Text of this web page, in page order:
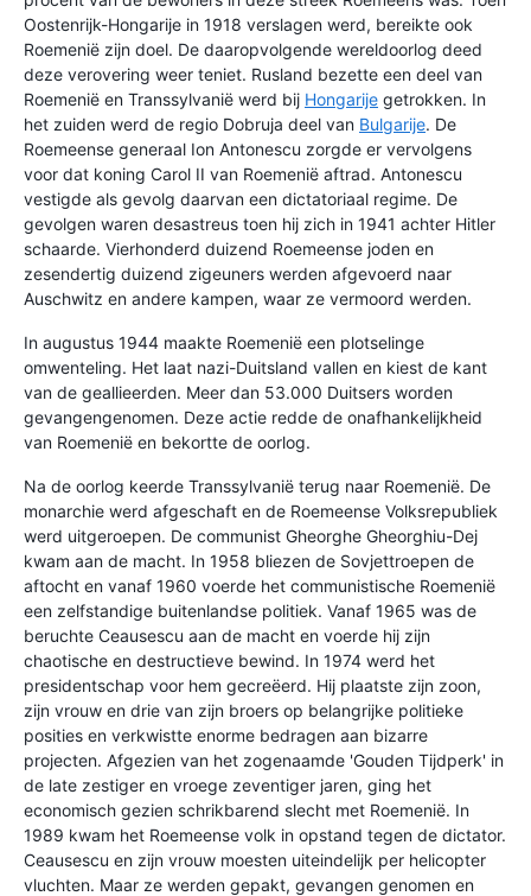
Oostenrijk-Hongarije in 1918 verslagen werd, bereikte ook
Roemenië zijn doel. De daaropvolgende wereldoorlog deed
deze verovering weer teniet. Rusland bezette een deel van
Roemenië en Transsylvanië werd bij Hongarije getrokken. In
het zuiden werd de regio Dobruja deel van Bulgarije. De
Roemeense generaal Ion Antonescu zorgde er vervolgens
voor dat koning Carol II van Roemenië aftrad. Antonescu
vestigde als gevolg daarvan een dictatoriaal regime. De
gevolgen waren desastreus toen hij zich in 1941 achter Hitler
schaarde. Vierhonderd duizend Roemeense joden en
zesendertig duizend zigeuners werden afgevoerd naar
Auschwitz en andere kampen, waar ze vermoord werden.
In augustus 1944 maakte Roemenië een plotselinge
omwenteling. Het laat nazi-Duitsland vallen en kiest de kant
van de geallieerden. Meer dan 53.000 Duitsers worden
gevangengenomen. Deze actie redde de onafhankelijkheid
van Roemenië en bekortte de oorlog.
Na de oorlog keerde Transsylvanië terug naar Roemenië. De
monarchie werd afgeschaft en de Roemeense Volksrepubliek
werd uitgeroepen. De communist Gheorghe Gheorghiu-Dej
kwam aan de macht. In 1958 bliezen de Sovjettroepen de
aftocht en vanaf 1960 voerde het communistische Roemenië
een zelfstandige buitenlandse politiek. Vanaf 1965 was de
beruchte Ceausescu aan de macht en voerde hij zijn
chaotische en destructieve bewind. In 1974 werd het
presidentschap voor hem gecreëerd. Hij plaatste zijn zoon,
zijn vrouw en drie van zijn broers op belangrijke politieke
posities en verkwistte enorme bedragen aan bizarre
projecten. Afgezien van het zogenaamde 'Gouden Tijdperk' in
de late zestiger en vroege zeventiger jaren, ging het
economisch gezien schrikbarend slecht met Roemenië. In
1989 kwam het Roemeense volk in opstand tegen de dictator.
Ceausescu en zijn vrouw moesten uiteindelijk per helicopter
vluchten. Maar ze werden gepakt, gevangen genomen en